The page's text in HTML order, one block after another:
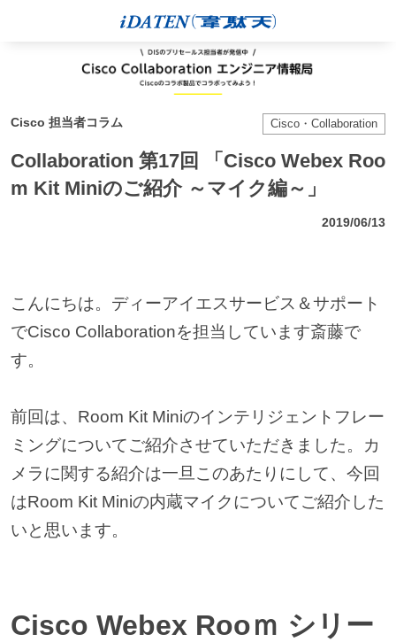
Cisco 担当者コラム Cisco・Collaboration
Collaboration 第17回 「Cisco Webex Roo
m Kit Miniのご紹介 ～マイク編～」
2019/06/13
こんにちは。ディーアイエスサービス＆サポート
でCisco Collaborationを担当しています斎藤で
す。
前回は、Room Kit Miniのインテリジェントフレー
ミングについてご紹介させていただきました。カ
メラに関する紹介は一旦このあたりにして、今回
はRoom Kit Miniの内蔵マイクについてご紹介した
いと思います。
Cisco Webex Rooｍ シリー